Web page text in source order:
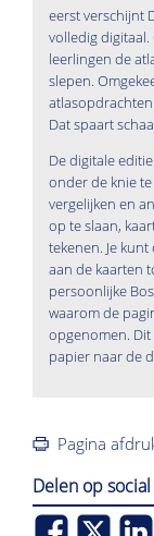
eerst verschijnt
volledig
leerlingen de
slepen.
Dat spaart
De digitale
onder de knie
vergelijken en
op te slaan,
tekenen. Je
aan de kaarten
persoonlijke
waarom de
opgenomen.
papier naar de
Pagina
Delen op